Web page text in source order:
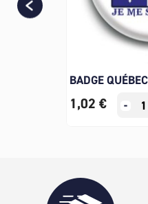
BADGE
1,02 €